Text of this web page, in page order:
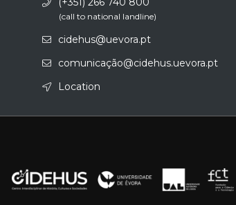
(call to national landline)
cidehus@uevora.pt
comunicação@cidehus.uevora.pt
Location